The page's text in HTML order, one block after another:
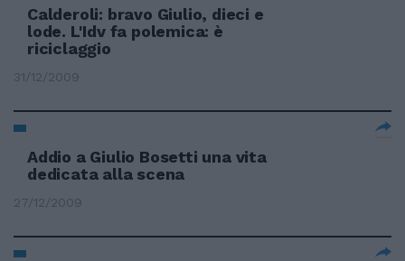
Calderoli: bravo Giulio, dieci e
lode. L'Idv fa polemica: è
riciclaggio
31/12/2009
Addio a Giulio Bosetti una vita
dedicata alla scena
27/12/2009